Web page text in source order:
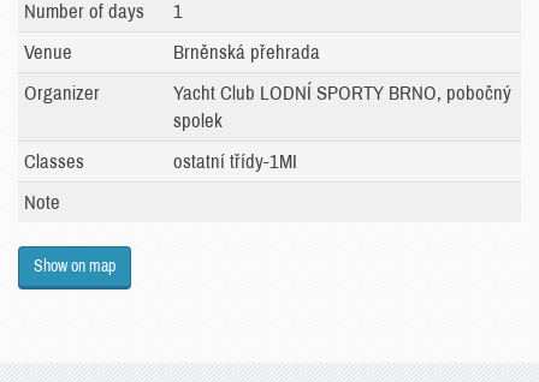
Number of days
1
Venue
Brněnská přehrada
Organizer
Yacht Club LODNÍ SPORTY BRNO, pobočný
spolek
Classes
ostatní třídy-1MI
Note
Show on map